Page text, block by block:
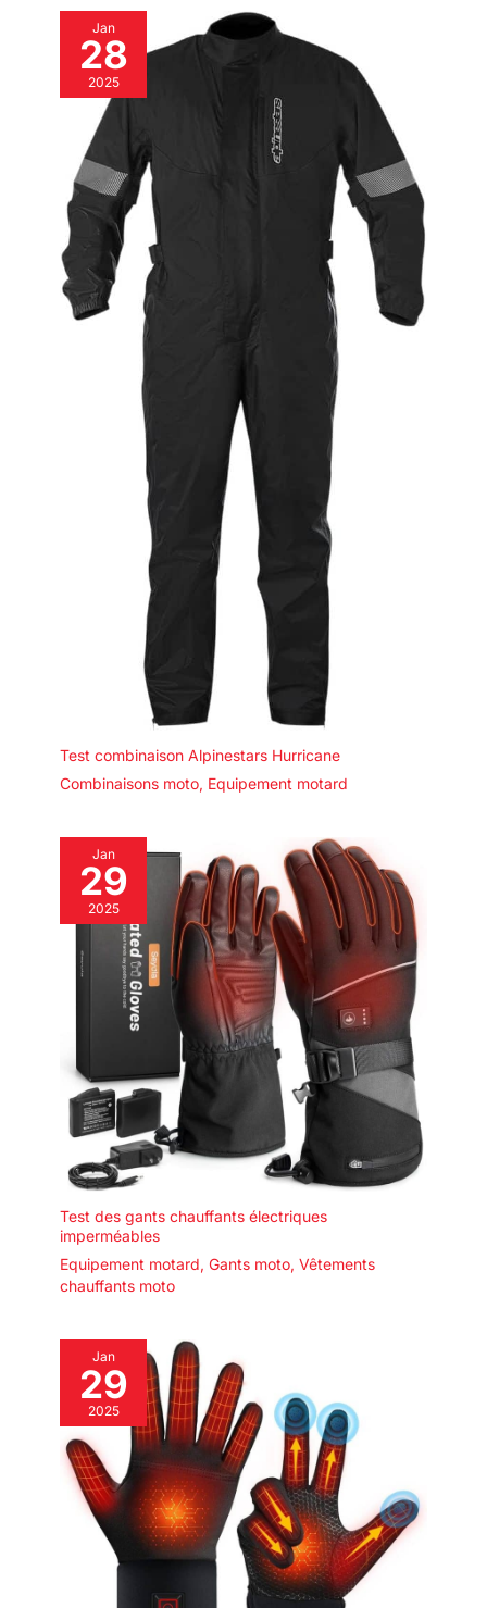
l'ourlet pour garantir la chaleur
tout en conservant un
ajustement stable. La doublure
douce peut être portée seule et
la conception amovible étend
l'utilité de la veste de moto au-
delà du froid, ce qui en fait une
option toute l'année vous
garantissant toujours un confort
optimal
Jan
28
2025
Test combinaison Alpinestars Hurricane
Combinaisons moto, Equipement motard
Jan
29
2025
Test des gants chauffants électriques
imperméables
Equipement motard, Gants moto, Vêtements
chauffants moto
Jan
29
2025